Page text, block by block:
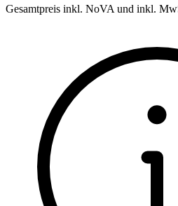
Gesamtpreis inkl. NoVA und inkl.